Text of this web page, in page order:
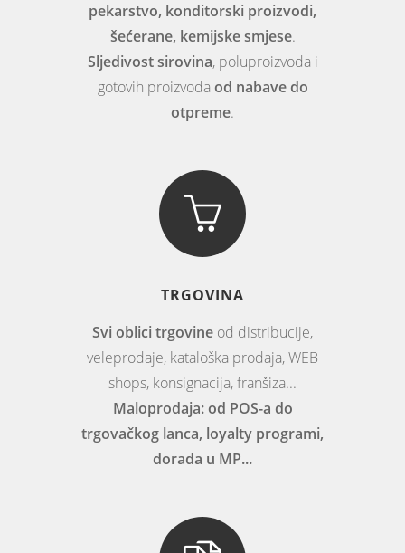
pekarstvo, konditorski proizvodi,
šećerane, kemijske smjese.
Sljedivost sirovina, poluproizvoda i
gotovih proizvoda od nabave do
otpreme.
TRGOVINA
Svi oblici trgovine od distribucije,
veleprodaje, kataloška prodaja, WEB
shops, konsignacija, franšiza...
Maloprodaja: od POS-a do
trgovačkog lanca, loyalty programi,
dorada u MP...